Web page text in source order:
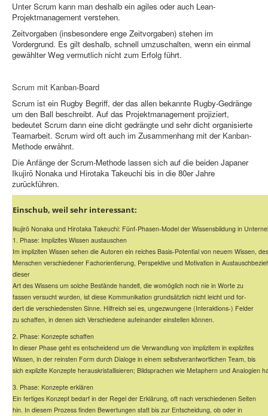
Unter Scrum kann man deshalb ein agiles oder auch Lean-
Projektmanagement verstehen.
Zeitvorgaben (insbesondere enge Zeitvorgaben) stehen im
Vordergrund. Es gilt deshalb, schnell umzuschalten, wenn ein einmal
gewählter Weg vermutlich nicht zum Erfolg führt.
Scrum mit Kanban-Board
Scrum ist ein Rugby Begriff, der das allen bekannte Rugby-Gedränge
um den Ball beschreibt. Auf das Projektmanagement projiziert,
bedeutet Scrum dann eine dicht gedrängte und sehr dicht organisierte
Teamarbeit. Scrum wird oft auch im Zusammenhang mit der Kanban-
Methode erwähnt.
Die Anfänge der Scrum-Methode lassen sich auf die beiden Japaner
Ikujirō Nonaka und Hirotaka Takeuchi bis in die 80er Jahre
zurückführen.
Einschub, weil sehr interessant:
Ikujirō Nonaka und Hirotaka Takeuchi: Fünf-Phasen-Model der Wissensbildung in
1. Phase: Implizites Wissen austauschen
Im impliziten Wissen sehen die Autoren ein reiches Basis-Potential von neuem Wissen,
Menschen verschiedener Fachorientierung, Perspektive und Motivation in
dieser
Art des Wissens um solche Bestände handelt, die womöglich noch nie in Worte zu
fassen versucht wurden, ist diese Kommunikation grundsätzlich nicht leicht und for-
dert die verschiedensten Sinne. Hilfreich sei es, ungezwungene (Interaktions-) Felder
zu schaffen, in denen sich Verschiedene aufeinander einstellen können.
2. Phase: Konzepte schaffen
In dieser Phase geht es entscheidend um die Verwandlung von implizitem in explizites
Wissen, in der reinsten Form durch Dialoge in einem selbstverantwortlichen Team, bis
sich explizite Konzepte herauskristallisieren; Bildsprachen wie Metaphern und Analogien
3. Phase: Konzepte erklären
Ein fertiges Konzept bedarf in der Regel der Erklärung, oft nach verschiedenen Seiten
hin. In diesem Prozess finden Bewertungen statt bis zur Entscheidung, ob oder in